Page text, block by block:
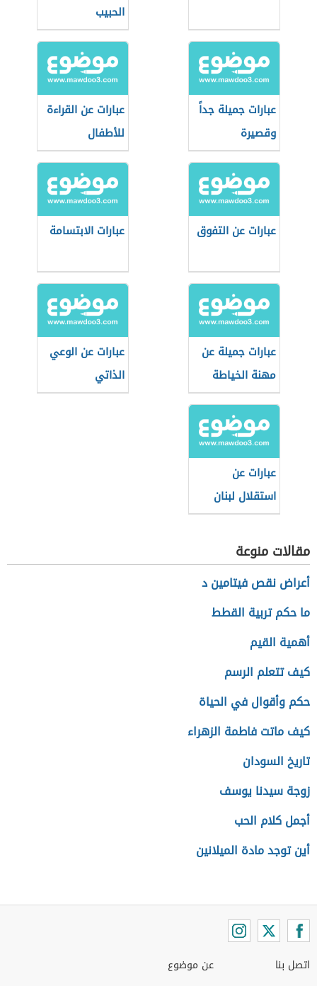
الحبيب
عبارات جميلة جداً
وقصيرة
عبارات عن القراءة
للأطفال
عبارات عن التفوق عبارات الابتسامة
عبارات جميلة عن
مهنة الخياطة
عبارات عن الوعي
الذاتي
عبارات عن
استقلال لبنان
مقالات منوعة
أعراض نقص فيتامين د
ما حكم تربية القطط
أهمية القيم
كيف تتعلم الرسم
حكم وأقوال في الحياة
كيف ماتت فاطمة الزهراء
تاريخ السودان
زوجة سيدنا يوسف
أجمل كلام الحب
أين توجد مادة الميلانين
اتصل بنا
عن موضوع